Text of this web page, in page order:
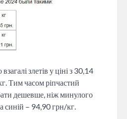
злетів у ціні з 30,14
Тим часом ріпчастий
дешевше, ніж минулого
синій – 94,90 грн/кг.